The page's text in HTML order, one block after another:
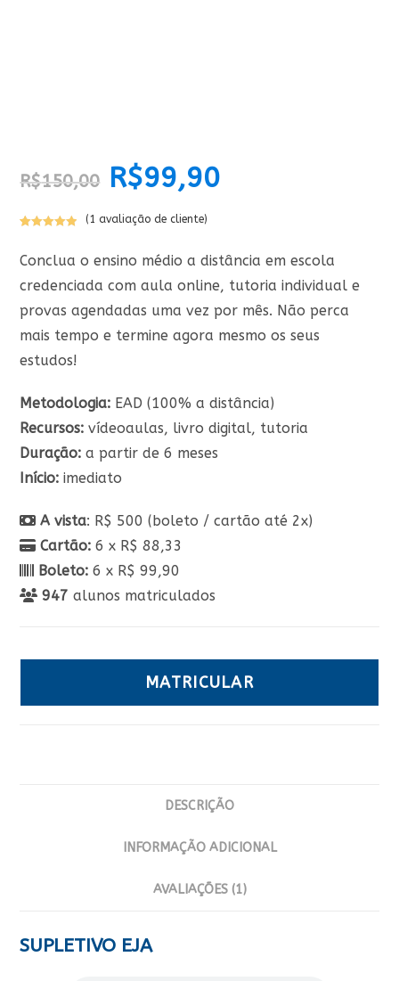
R$150,00
O
preço
original
R$150,00.
R$99,90preço
como
5.00
baseado em
cliente
(1 avaliação de cliente)
Conclua o ensino médio a distância em escola
credenciada com aula online, tutoria individual e
provas agendadas uma vez por mês. Não perca
mais tempo e termine agora mesmo os seus
estudos!
Metodologia: EAD (100% a distância)
Recursos: vídeoaulas, livro digital, tutoria
Duração: a partir de 6 meses
Início: imediato
A vista: R$ 500 (boleto / cartão até 2x)
Cartão: 6 x R$ 88,33
Boleto: 6 x R$ 99,90
947 alunos matriculados
MATRICULAR
DESCRIÇÃO
INFORMAÇÃO ADICIONAL
AVALIAÇÕES (1)
SUPLETIVO EJA